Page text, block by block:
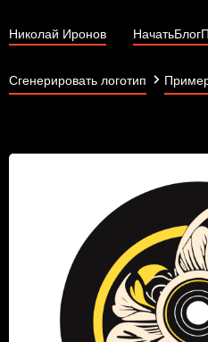
Николай Иронов НачатьБлог
Сгенерировать логотип